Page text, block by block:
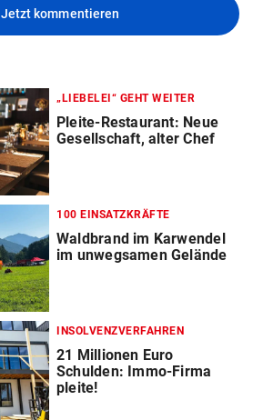
Jetzt kommentieren
„LIEBELEI“ GEHT WEITER
Pleite-Restaurant: Neue
Gesellschaft, alter Chef
100 EINSATZKRÄFTE
Waldbrand im Karwendel
im unwegsamen Gelände
INSOLVENZVERFAHREN
21 Millionen Euro
Schulden: Immo-Firma
pleite!